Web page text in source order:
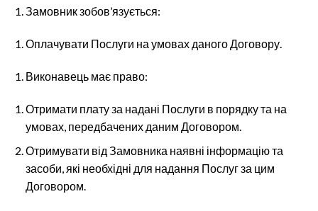
Замовник зобов’язується:
Оплачувати Послуги на умовах даного Договору.
Виконавець має право:
Отримати плату за надані Послуги в порядку та на
умовах, передбачених даним Договором.
Отримувати від Замовника наявні інформацію та
засоби, які необхідні для надання Послуг за цим
Договором.